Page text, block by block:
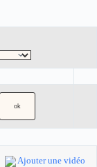
Ajouter une vidéo